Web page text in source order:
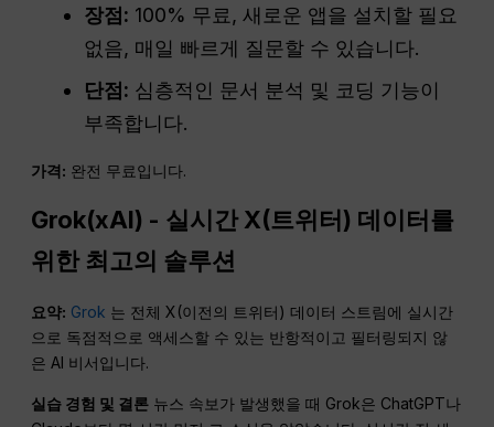
장점: 100% 무료, 새로운 앱을 설치할 필요
없음, 매일 빠르게 질문할 수 있습니다.
단점: 심층적인 문서 분석 및 코딩 기능이
부족합니다.
가격: 완전 무료입니다.
Grok(xAI) - 실시간 X(트위터) 데이터를
위한 최고의 솔루션
요약: Grok 는 전체 X(이전의 트위터) 데이터 스트림에 실시간
으로 독점적으로 액세스할 수 있는 반항적이고 필터링되지 않
은 AI 비서입니다.
실습 경험 및 결론 뉴스 속보가 발생했을 때 Grok은 ChatGPT나